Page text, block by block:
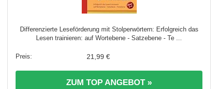
Differenzierte Leseförderung mit Stolperwörtern: Erfolgreich das
Lesen trainieren: auf Wortebene - Satzebene - Te ...
21,99 €
ZUM TOP ANGEBOT »